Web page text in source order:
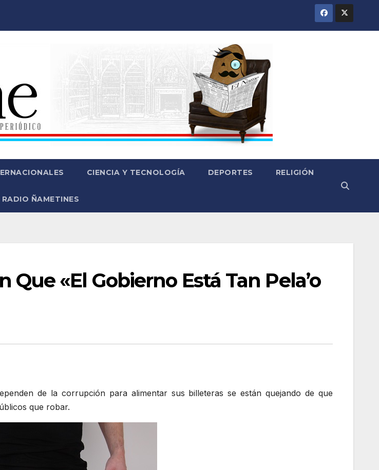
CIENCIA Y TECNOLOGÍA DEPORTES RELIGIÓN
RADIO ÑAMETINES
«El Gobierno Está Tan Pela’o
de la corrupción para alimentar sus billeteras se están quejando de que
que robar.